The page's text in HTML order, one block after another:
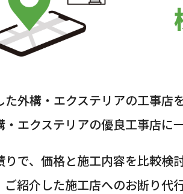
外構・エクステリアの工事店
エクステリアの優良工事店に
で、価格と施工内容を比較検
紹介した施工店へのお断り代